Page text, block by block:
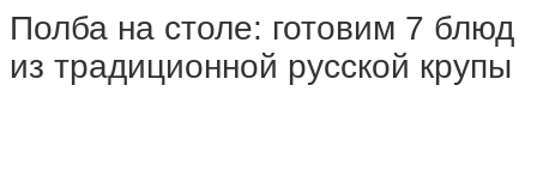
Полба на столе: готовим 7 блюд
из традиционной русской крупы